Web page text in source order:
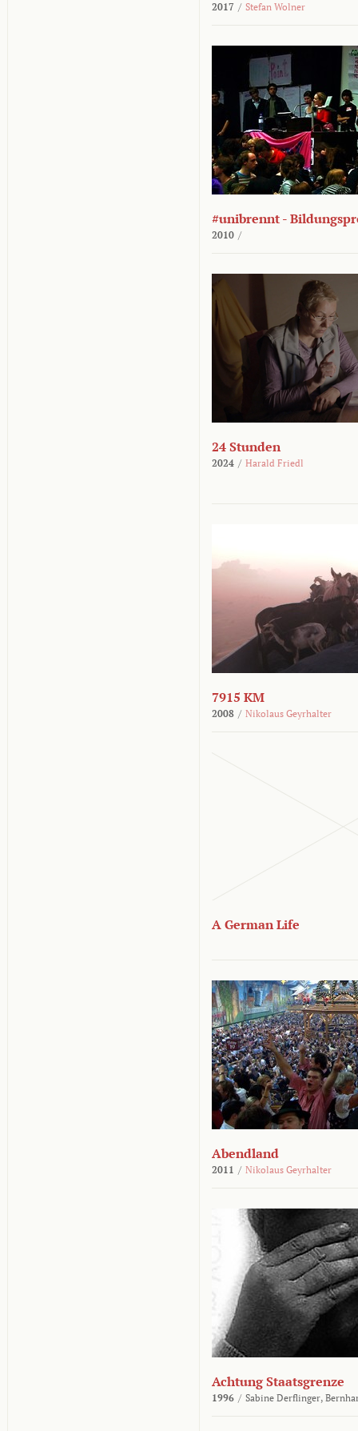
2017 / Stefan Wolner
#unibrennt -
2010 /
24 Stunden
2024 / Harald Friedl
7915 KM
2008 / Nikolaus Geyrhalter
A German Life
Abendland
2011 / Nikolaus Geyrhalter
Achtung Staatsgrenze
1996 / Sabine Derflinger,